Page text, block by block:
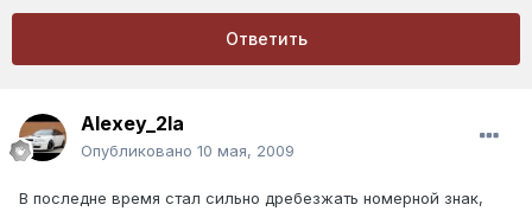
Ответить
Alexey_2la
Опубликовано 10 мая, 2009
В последне время стал сильно дребезжать номерной знак,